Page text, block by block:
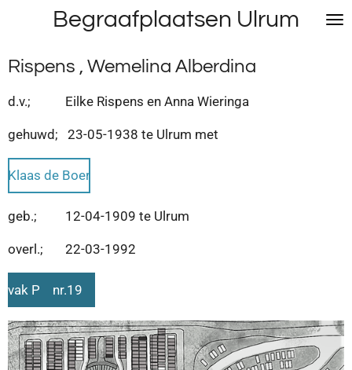
naar
de
hoofdinhoud
Begraafplaatsen Ulrum
Rispens , Wemelina Alberdina
d.v.; Eilke Rispens en Anna Wieringa
gehuwd; 23-05-1938 te Ulrum met
Klaas de Boer
geb.; 12-04-1909 te Ulrum
overl.; 22-03-1992
vak P nr.19